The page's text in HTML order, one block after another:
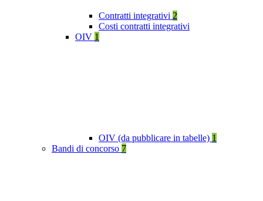
Contratti integrativi 2
Costi contratti integrativi
OIV 1
OIV (da pubblicare in tabelle) 1
Bandi di concorso 7